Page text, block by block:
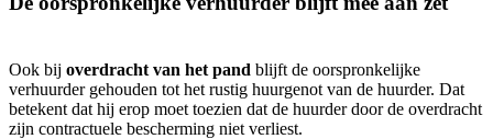
Ook bij overdracht van het pand blijft de oorspronkelijke
verhuurder gehouden tot het rustig huurgenot van de huurder. Dat
betekent dat hij erop moet toezien dat de huurder door de overdracht
zijn contractuele bescherming niet verliest.